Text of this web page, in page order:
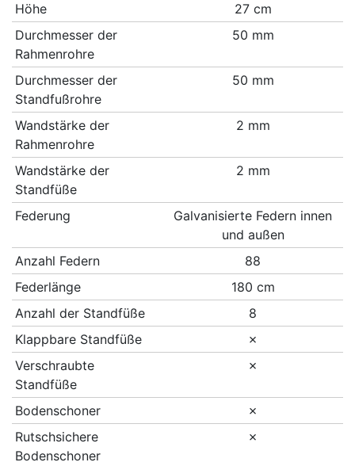
Höhe
27 cm
Durchmesser der
Rahmenrohre
50 mm
Durchmesser der
Standfußrohre
50 mm
Wandstärke der
Rahmenrohre
2 mm
Wandstärke der
Standfüße
2 mm
Federung
Galvanisierte Federn innen
und außen
Anzahl Federn
88
Federlänge
180 cm
Anzahl der Standfüße
8
Klappbare Standfüße
✗
Verschraubte
Standfüße
✗
Bodenschoner
✗
Rutschsichere
Bodenschoner
✗